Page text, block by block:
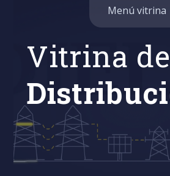
Buscar
Menú vitrina
Vitrina de